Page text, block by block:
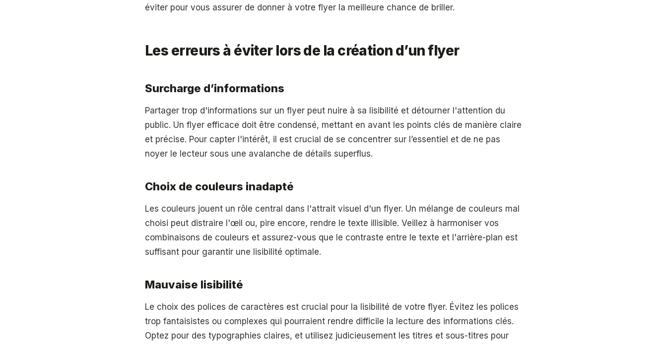
éviter pour vous assurer de donner à votre flyer la meilleure chance de briller.
Les erreurs à éviter lors de la création d’un flyer
Surcharge d’informations
Partager trop d'informations sur un flyer peut nuire à sa lisibilité et détourner l'attention du
public. Un flyer efficace doit être condensé, mettant en avant les points clés de manière claire
et précise. Pour capter l'intérêt, il est crucial de se concentrer sur l’essentiel et de ne pas
noyer le lecteur sous une avalanche de détails superflus.
Choix de couleurs inadapté
Les couleurs jouent un rôle central dans l'attrait visuel d'un flyer. Un mélange de couleurs mal
choisi peut distraire l'œil ou, pire encore, rendre le texte illisible. Veillez à harmoniser vos
combinaisons de couleurs et assurez-vous que le contraste entre le texte et l'arrière-plan est
suffisant pour garantir une lisibilité optimale.
Mauvaise lisibilité
Le choix des polices de caractères est crucial pour la lisibilité de votre flyer. Évitez les polices
trop fantaisistes ou complexes qui pourraient rendre difficile la lecture des informations clés.
Optez pour des typographies claires, et utilisez judicieusement les titres et sous-titres pour